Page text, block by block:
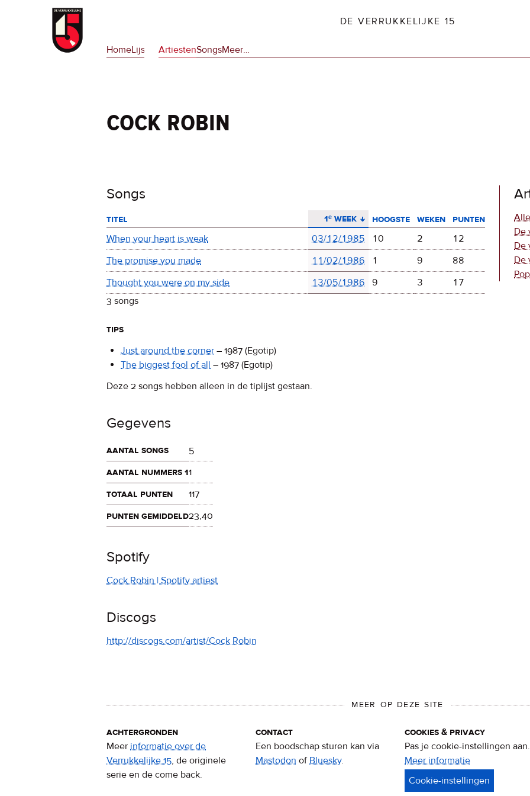
Overslaan
naar
DE VERRUKKELIJKE 15
Hoofdnavigatie
HomeLijsten ArtiestenSongsMeerop
…
cock robin
Songs
titel 1ᵉ week
aflopend sorteren hoogste weken
punten
When your heart is weak
03/12/1985 10 2
12
The promise you made
11/02/1986 1 9
88
Thought you were on my side
13/05/1986 9 3
17
3 songs
tips
Just around the corner – 1987 (Egotip)
The biggest fool of all – 1987 (Egotip)
Deze 2 songs hebben alleen in de tiplijst gestaan.
Gegevens
aantal songs
5
aantal nummers 11
totaal punten
117
punten gemiddeld23,40
Spotify
Cock Robin | Spotify artiest
Discogs
http://discogs.com/artist/Cock Robin
De
De
De
MEER OP DEZE SITE
achtergronden
Meer informatie over de
Verrukkelijke 15, de originele
serie en de come back.
contact
Een boodschap sturen kan via
Mastodon ofBluesky.
cookies & privacy
Pas je cookie-instellingen aan.
Meer informatie
&